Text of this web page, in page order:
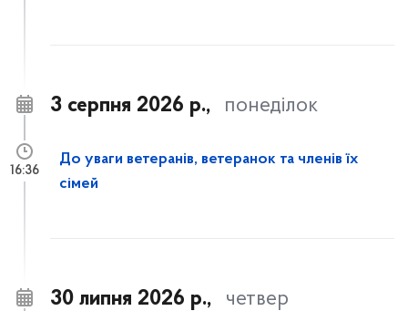
3 серпня 2026 р., понеділок
До уваги ветеранів, ветеранок та членів їх
сімей
16:36
30 липня 2026 р., четвер